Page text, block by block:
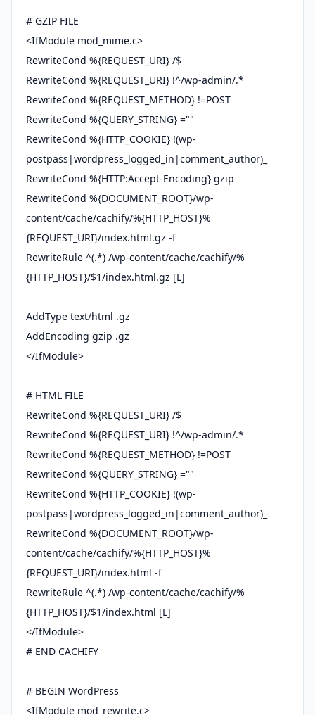
# GZIP FILE
<IfModule mod_mime.c>
RewriteCond %{REQUEST_URI} /$
RewriteCond %{REQUEST_URI} !^/wp-admin/.*
RewriteCond %{REQUEST_METHOD} !=POST
RewriteCond %{QUERY_STRING} =""
RewriteCond %{HTTP_COOKIE} !(wp-
postpass|wordpress_logged_in|comment_author)_
RewriteCond %{HTTP:Accept-Encoding} gzip
RewriteCond %{DOCUMENT_ROOT}/wp-
content/cache/cachify/%{HTTP_HOST}%
{REQUEST_URI}/index.html.gz -f
RewriteRule ^(.*) /wp-content/cache/cachify/%
{HTTP_HOST}/$1/index.html.gz [L]
AddType text/html .gz
AddEncoding gzip .gz
</IfModule>
# HTML FILE
RewriteCond %{REQUEST_URI} /$
RewriteCond %{REQUEST_URI} !^/wp-admin/.*
RewriteCond %{REQUEST_METHOD} !=POST
RewriteCond %{QUERY_STRING} =""
RewriteCond %{HTTP_COOKIE} !(wp-
postpass|wordpress_logged_in|comment_author)_
RewriteCond %{DOCUMENT_ROOT}/wp-
content/cache/cachify/%{HTTP_HOST}%
{REQUEST_URI}/index.html -f
RewriteRule ^(.*) /wp-content/cache/cachify/%
{HTTP_HOST}/$1/index.html [L]
</IfModule>
# END CACHIFY
# BEGIN WordPress
<IfModule mod_rewrite.c>